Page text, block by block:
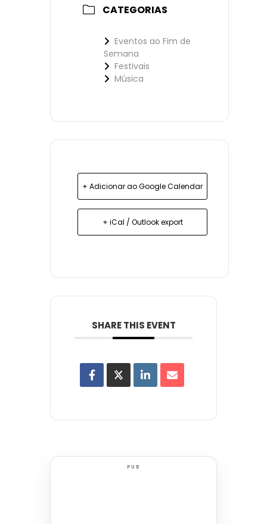
CATEGORIAS
Eventos ao Fim de
Semana
Festivais
Música
+ Adicionar ao Google Calendar
+ iCal / Outlook export
SHARE THIS EVENT
PUB